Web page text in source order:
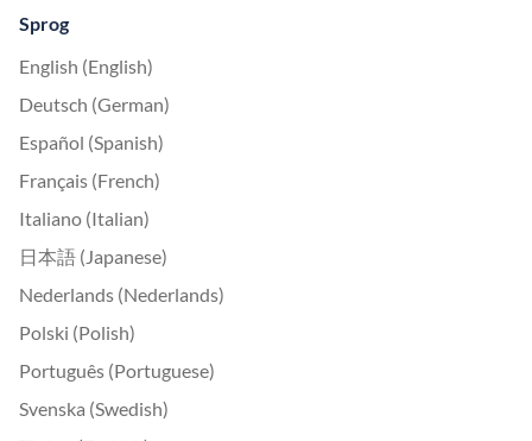
Sprog
English (English)
Deutsch (German)
Español (Spanish)
Français (French)
Italiano (Italian)
日本語 (Japanese)
Nederlands (Nederlands)
Polski (Polish)
Português (Portuguese)
Svenska (Swedish)